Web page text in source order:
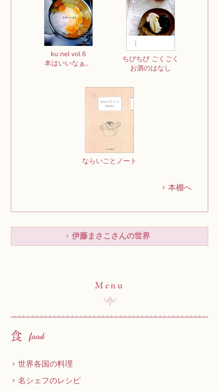
ku:nel vol.6
本はいいなぁ。
ちびちび ごくごく
お酒のはなし
ならいごとノート
本棚へ
伊藤まさこさんの世界
Menu
世界各国の料理
名シェフのレシピ